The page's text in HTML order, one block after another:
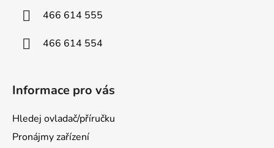
466 614 555
466 614 554
Informace pro vás
Hledej ovladač/příručku
Pronájmy zařízení